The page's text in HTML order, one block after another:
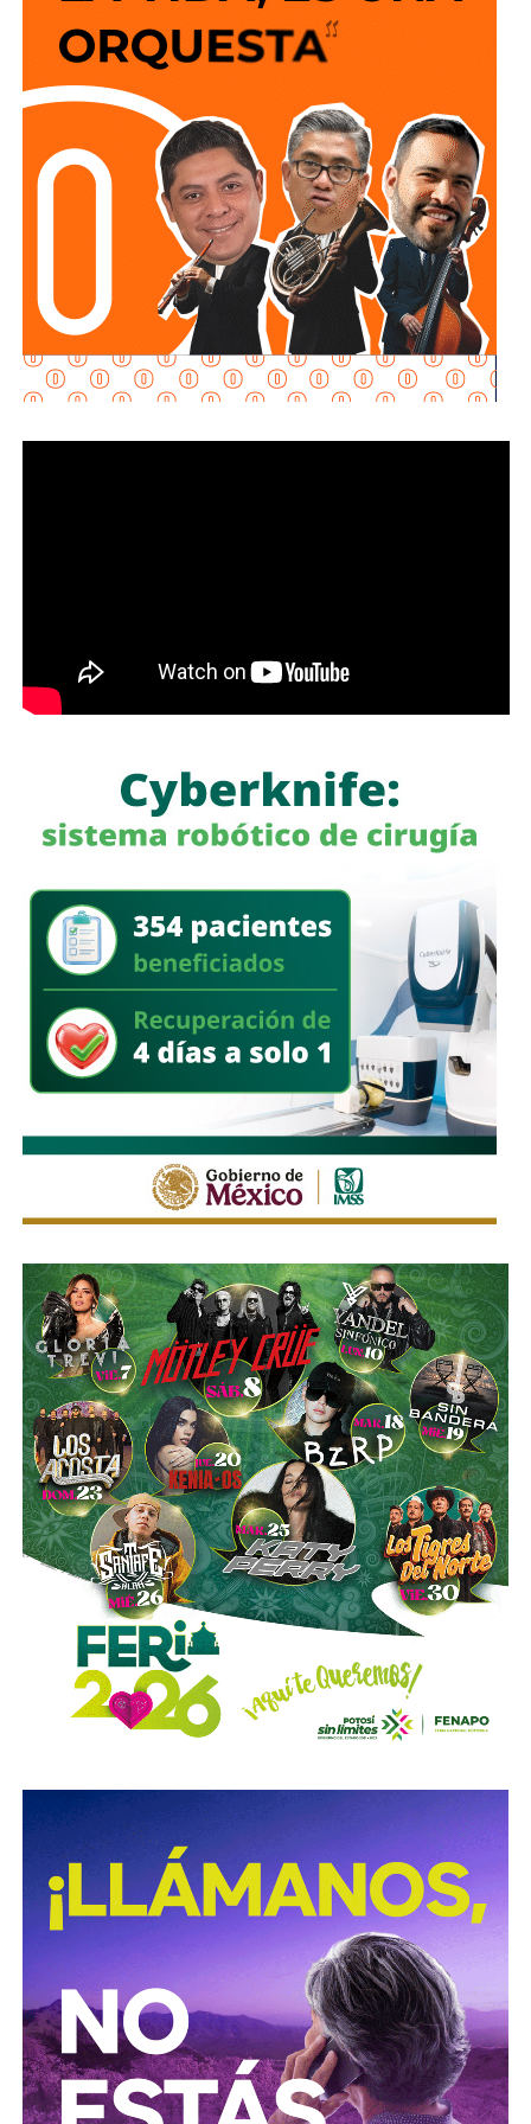
sigan a 100 km/h sobre un puente o paso a desnivel.
No soy un experto en ingeniería urbana, por lo que no
pretendo entrar en detalles técnicos de si está bien o mal
hecho, por eso me centro en losdebates que quieren
forzar las páginas de Facebookque se llaman medios
de prensa.
Pocas veces he visto medios cuestionar la constante
construcción de estructura cochista que lejos de mejorar la
movilidad, como dicen los boletines oficiales, tienden
solamente a
favorecer la velocidad
¿Quién se acuerda de los peatones? ¿Quién piensa
en el que quiere cruzar la calle sin tener que subirse
para avisarle a los conductores que había una barda
en medio de la calle, pero la mayoría de los que piden la
señal con el aviso son los mismos que, a propósito, no
ser cortés con los peatones que intentan
Señales faltan más, como una que indique para qué o
realidad nadie lo sabe a ciencia cierta, otras en toda la
ciudad, lasque avisen que la ciclovía no es para que se
estacionen autos de los negocios de Carranza o
Himno Nacional.
La Avenida Chapultepec tiene varias señales que indican
que ellímite de velocidad es de 50 km/h, algunas casi
borradas -ahí te encargo, Ayuntamiento- pero en los
videos que circularon de autos voladores,en ninguno de
los casos, la velocidad del vehículo estaba por debajo
del límite permitido
.
Sí hubo un fallo grande por parte de lasautoridades
viales municipales que no anunciaron a tiempo el tope
y no colocaron la señal hasta que ya estaba listo el muro
de los tormentos.
Sigue existiendo tardanza por parte de estas mismas
autoridades pararepintar o rescatar las señales que
no solo ahí, sino en toda la ciudad, están mal pintadas,
opacas, mal colocadas o tapadas por árboles
compartieron videos, que criticaron al
conductores hacia peatones
(como si eso no fuera pan
de cada día), ¿por qué no acompañaron sus post con un
“circule con cuidado”, “cumpla con lo establecido”,
“respete al peatón”?
A mis colegas de los medios: falta para el 2027, no
empecemos desde ya a
querer caerle mejor al que
todavía no saben si va a seguir en el poder, hagamos
periodismo útil, no crítica en busca de likes.
Conductores:respeten al peatón.Peatones:no usen el
móvil mientras cruzan las calles, ni intenten ganarle al